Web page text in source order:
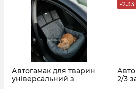
Автогамак для тварин
універсальний з
-2.33
2/3